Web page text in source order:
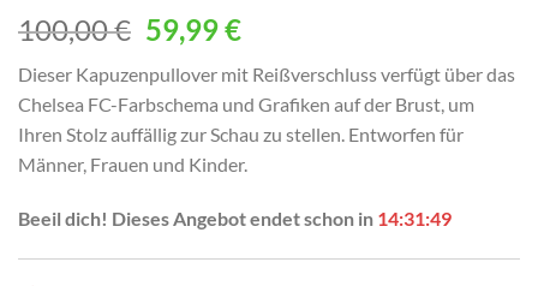
100,00€ Ursprünglicher
Preis
war:
100,00 €
59,99€Aktueller
ist:
59,99 €.
Dieser Kapuzenpullover mit Reißverschluss verfügt über das
Chelsea FC-Farbschema und Grafiken auf der Brust, um
Ihren Stolz auffällig zur Schau zu stellen. Entworfen für
Männer, Frauen und Kinder.
Beeil dich! Dieses Angebot endet schon in 14:31:48